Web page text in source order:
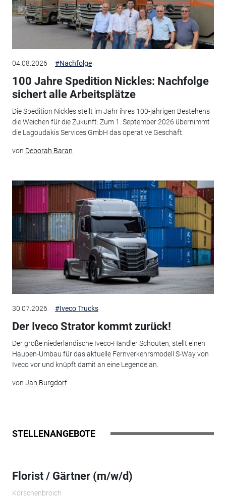
04.08.2026 #Nachfolge
100 Jahre Spedition Nickles: Nachfolge
sichert alle Arbeitsplätze
Die Spedition Nickles stellt im Jahr ihres 100-jährigen Bestehens
die Weichen für die Zukunft: Zum 1. September 2026 übernimmt
die Lagoudakis Services GmbH das operative Geschäft.
von Deborah Baran
30.07.2026 #Iveco Trucks
Der Iveco Strator kommt zurück!
Der große niederländische Iveco-Händler Schouten, stellt einen
Hauben-Umbau für das aktuelle Fernverkehrsmodell S-Way von
Iveco vor und knüpft damit an eine Legende an.
von Jan Burgdorf
STELLENANGEBOTE
Florist / Gärtner (m/w/d)
Korschenbroich